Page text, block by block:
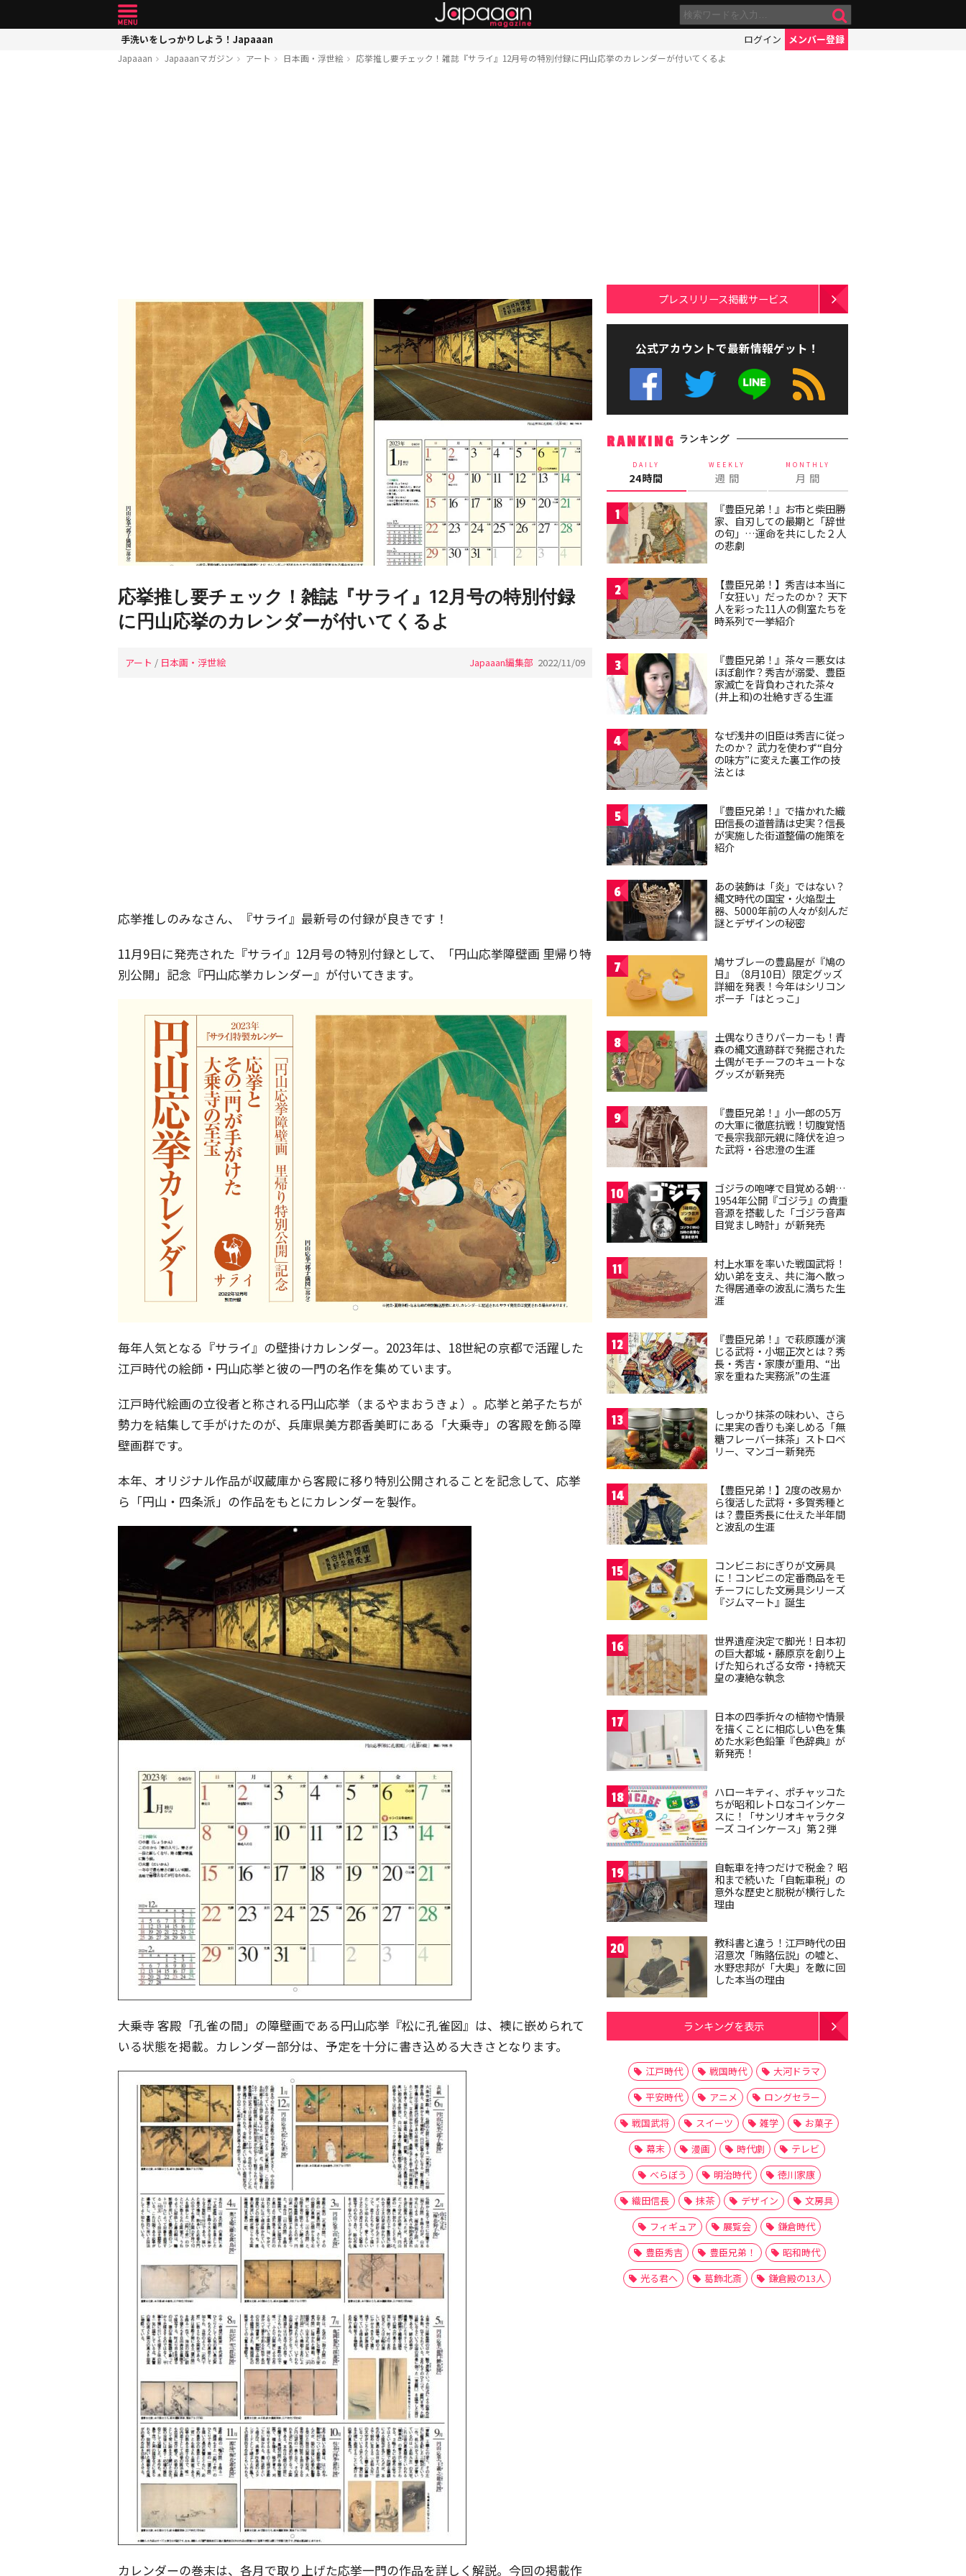
手洗いをしっかりしよう！Japaaan ログイン メンバー登録
Japaaan Japaaanマガジン アート 日本画・浮世絵 応挙推し要チェック！雑誌『サライ』12月号の特別付録に円山応挙のカレンダーが付いてくるよ
応挙推し要チェック！雑誌『サライ』12月号の特別付録
に円山応挙のカレンダーが付いてくるよ
アート / 日本画・浮世絵 Japaaan編集部 2022/11/09
応挙推しのみなさん、『サライ』最新号の付録が良きです！
11月9日に発売された『サライ』12月号の特別付録として、「円山応挙障壁画 里帰り特
別公開」記念『円山応挙カレンダー』が付いてきます。
毎年人気となる『サライ』の壁掛けカレンダー。2023年は、18世紀の京都で活躍した
江戸時代の絵師・円山応挙と彼の一門の名作を集めています。
江戸時代絵画の立役者と称される円山応挙（まるやまおうきょ）。応挙と弟子たちが
勢力を結集して手がけたのが、兵庫県美方郡香美町にある「大乗寺」の客殿を飾る障
壁画群です。
本年、オリジナル作品が収蔵庫から客殿に移り特別公開されることを記念して、応挙
ら「円山・四条派」の作品をもとにカレンダーを製作。
大乗寺 客殿「孔雀の間」の障壁画である円山応挙『松に孔雀図』は、襖に嵌められて
いる状態を掲載。カレンダー部分は、予定を十分に書き込める大きさとなります。
カレンダーの巻末は、各月で取り上げた応挙一門の作品を詳しく解説。今回の掲載作
プレスリリース掲載サービス
公式アカウントで最新情報ゲット！
RANKING ランキング
DAILY
24時間
WEEKLY
週 間
MONTHLY
月 間
1
『豊臣兄弟！』お市と柴田勝
家、自刃しての最期と「辞世
の句」…運命を共にした２人
の悲劇
2
【豊臣兄弟！】秀吉は本当に
「女狂い」だったのか？ 天下
人を彩った11人の側室たちを
時系列で一挙紹介
3
『豊臣兄弟！』茶々＝悪女は
ほぼ創作？秀吉が溺愛、豊臣
家滅亡を背負わされた茶々
(井上和)の壮絶すぎる生涯
4
なぜ浅井の旧臣は秀吉に従っ
たのか？ 武力を使わず“自分
の味方”に変えた裏工作の技
法とは
5
『豊臣兄弟！』で描かれた織
田信長の道普請は史実？信長
が実施した街道整備の施策を
紹介
6
あの装飾は「炎」ではない？
縄文時代の国宝・火焔型土
器、5000年前の人々が刻んだ
謎とデザインの秘密
7
鳩サブレーの豊島屋が『鳩の
日』（8月10日）限定グッズ
詳細を発表！今年はシリコン
ポーチ「はとっこ」
8
土偶なりきりパーカーも！青
森の縄文遺跡群で発掘された
土偶がモチーフのキュートな
グッズが新発売
9
『豊臣兄弟！』小一郎の5万
の大軍に徹底抗戦！切腹覚悟
で長宗我部元親に降伏を迫っ
た武将・谷忠澄の生涯
10
ゴジラの咆哮で目覚める朝…
1954年公開『ゴジラ』の貴重
音源を搭載した「ゴジラ音声
目覚まし時計」が新発売
11
村上水軍を率いた戦国武将！
幼い弟を支え、共に海へ散っ
た得居通幸の波乱に満ちた生
涯
12
『豊臣兄弟！』で萩原護が演
じる武将・小堀正次とは？秀
長・秀吉・家康が重用、“出
家を重ねた実務派”の生涯
13
しっかり抹茶の味わい、さら
に果実の香りも楽しめる「無
糖フレーバー抹茶」ストロベ
リー、マンゴー新発売
14
【豊臣兄弟！】2度の改易か
ら復活した武将・多賀秀種と
は？豊臣秀長に仕えた半年間
と波乱の生涯
15
コンビニおにぎりが文房具
に！コンビニの定番商品をモ
チーフにした文房具シリーズ
『ジムマート』誕生
16
世界遺産決定で脚光！日本初
の巨大都城・藤原京を創り上
げた知られざる女帝・持統天
皇の凄絶な執念
17
日本の四季折々の植物や情景
を描くことに相応しい色を集
めた水彩色鉛筆『色辞典』が
新発売！
18
ハローキティ、ポチャッコた
ちが昭和レトロなコインケー
スに！「サンリオキャラクタ
ーズ コインケース」第２弾
19
自転車を持つだけで税金？ 昭
和まで続いた「自転車税」の
意外な歴史と脱税が横行した
理由
20
教科書と違う！江戸時代の田
沼意次「賄賂伝説」の嘘と、
水野忠邦が「大奥」を敵に回
した本当の理由
ランキングを表示
江戸時代 戦国時代
大河ドラマ
平安時代
アニメ
ロングセラー
戦国武将
スイーツ 雑学
お菓子
幕末
漫画 時代劇
テレビ
べらぼう
明治時代
徳川家康
織田信長
抹茶 デザイン
文房具
フィギュア
展覧会
鎌倉時代
豊臣秀吉
豊臣兄弟！
昭和時代
光る君へ
葛飾北斎 鎌倉殿の13人